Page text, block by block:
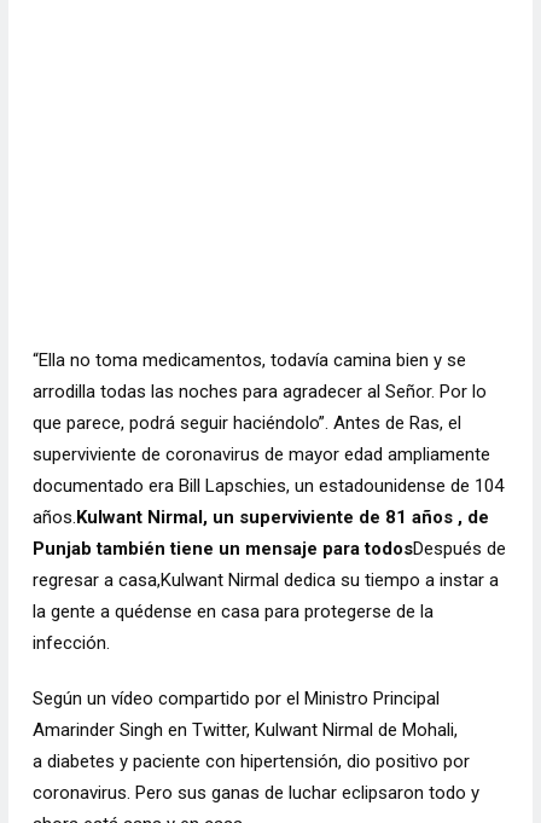
“Ella no toma medicamentos, todavía camina bien y se
arrodilla todas las noches para agradecer al Señor. Por lo
que parece, podrá seguir haciéndolo”. Antes de Ras, el
superviviente de coronavirus de mayor edad ampliamente
documentado era Bill Lapschies, un estadounidense de 104
años.Kulwant Nirmal, un superviviente de 81 años , de
Punjab también tiene un mensaje para todosDespués de
regresar a casa,Kulwant Nirmal dedica su tiempo a instar a
la gente a quédense en casa para protegerse de la
infección.
Según un vídeo compartido por el Ministro Principal
Amarinder Singh en Twitter, Kulwant Nirmal de Mohali,
a diabetes y paciente con hipertensión, dio positivo por
coronavirus. Pero sus ganas de luchar eclipsaron todo y